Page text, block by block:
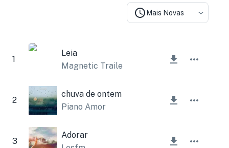
Mais Novas
1
Leia
Magnetic Trailer
2
chuva de ontem
Piano Amor
3
Adorar